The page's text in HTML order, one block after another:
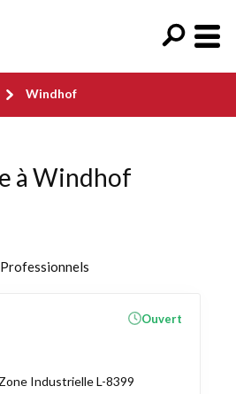
Windhof
à Windhof
Professionnels
Industrielle L-8399
Ouvert